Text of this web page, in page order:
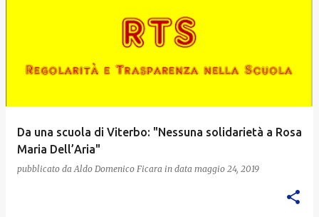
Da una scuola di Viterbo: "Nessuna solidarietà a Rosa
Maria Dell’Aria"
pubblicato da Aldo Domenico Ficara in data maggio 24, 2019